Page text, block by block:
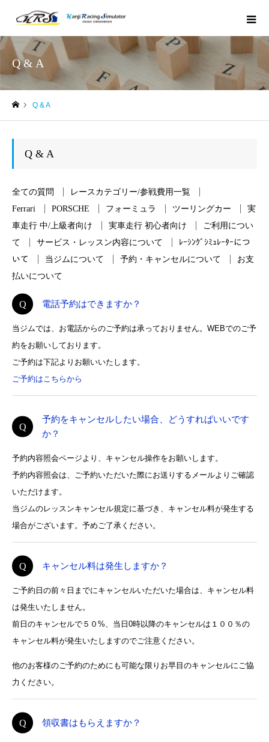
Q & A
Q & A
Q & A
全ての質問
レースカテゴリー/参戦費用一覧
Ferrari
PORSCHE フォーミュラ ツーリングカー
実
車走行 中/上級者向け
実車走行 初心者向け
ご利用につい
て
サービス・レッスン内容について
ﾚｰｼﾝｸﾞｼﾐｭﾚｰﾀｰにつ
いて
当ジムについて 予約・キャンセルについて
お支
払いについて
電話予約はできますか？
当ジムでは、お電話からのご予約は承っておりません。WEBでのご予
約をお願いしております。
ご予約は下記よりお願いいたします。
ご予約はこちらから
予約をキャンセルしたい場合、どうすればいいです
か？
予約内容照会ページより、キャンセル操作をお願いします。
予約内容照会は、ご予約いただいた際にお送りするメールよりご確認
いただけます。
当ジムのレッスンキャンセル規定に基づき、キャンセル料が発生する
場合がございます。予めご了承ください。
キャンセル料は発生しますか？
ご予約日の前々日までにキャンセルいただいた場合は、キャンセル料
は発生いたしません。
前日のキャンセルで５０%、当日0時以降のキャンセルは１００％の
キャンセル料が発生いたしますのでご注意ください。
他のお客様のご予約のためにも可能な限りお早目のキャンセルにご協
力ください。
領収書はもらえますか？